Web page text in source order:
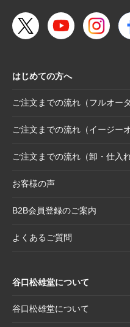
2025.10.28
【新商品案
こが描く、
ッズ〈メモ
2025.10.16
日付誤植に
2025.8.28 【和綴じノー
2025.8.21
2025.8.19
【新商品案内
ダー受付開始
2025.6.11
【新商品】「
はじめての方へ
ご注文までの流れ（フルオーダ
ご注文までの流れ（イージー
ご注文までの流れ（卸・仕入れ
お客様の声
B2B会員登録のご案内
よくあるご質問
谷口松雄堂について
谷口松雄堂について